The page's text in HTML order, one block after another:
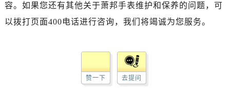
容。如果您还有其他关于萧邦手表维护和保养的问题，可
以拨打页面400电话进行咨询，我们将竭诚为您服务。
赞一下 去提问